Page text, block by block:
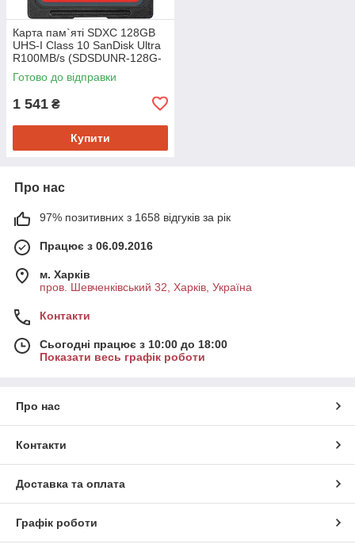
Карта пам`яті SDXC 128GB
UHS-I Class 10 SanDisk Ultra
R100MB/s (SDSDUNR-128G-
GN3IN)
Готово до відправки
1 541 ₴
Купити
Про нас
97% позитивних з 1658 відгуків за рік
Працює з 06.09.2016
м. Харків
пров. Шевченківський 32, Харків, Україна
Контакти
Сьогодні працює з 10:00 до 18:00
Показати весь графік роботи
Про нас
Контакти
Доставка та оплата
Графік роботи